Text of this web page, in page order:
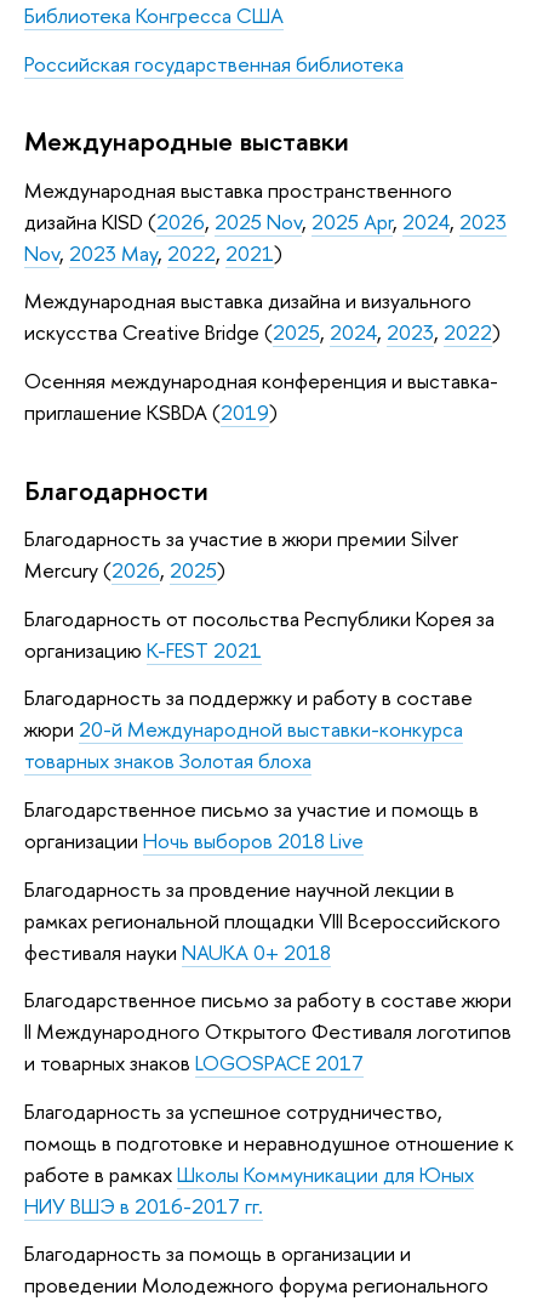
Библиотека Конгресса США
Российская государственная библиотека
Международные выставки
Международная выставка пространственного
дизайна KISD (2026, 2025 Nov, 2025 Apr, 2024, 2023
Nov, 2023 May, 2022, 2021)
Международная выставка дизайна и визуального
искусства Creative Bridge (2025, 2024, 2023, 2022)
Осенняя международная конференция и выставка-
приглашение KSBDA (2019)
Благодарности
Благодарность за участие в жюри премии Silver
Mercury (2026, 2025)
Благодарность от посольства Республики Корея за
организацию K-FEST 2021
Благодарность за поддержку и работу в составе
жюри 20-й Международной выставки-конкурса
товарных знаков Золотая блоха
Благодарственное письмо за участие и помощь в
организации Ночь выборов 2018 Live
Благодарность за провдение научной лекции в
рамках региональной площадки VIII Всероссийского
фестиваля науки NAUKA 0+ 2018
Благодарственное письмо за работу в составе жюри
II Международного Открытого Фестиваля логотипов
и товарных знаков LOGOSPACE 2017
Благодарность за успешное сотрудничество,
помощь в подготовке и неравнодушное отношение к
работе в рамкахШколы Коммуникации для Юных
НИУ ВШЭ в 2016-2017 гг.
Благодарность за помощь в организации и
проведении Молодежного форума регионального